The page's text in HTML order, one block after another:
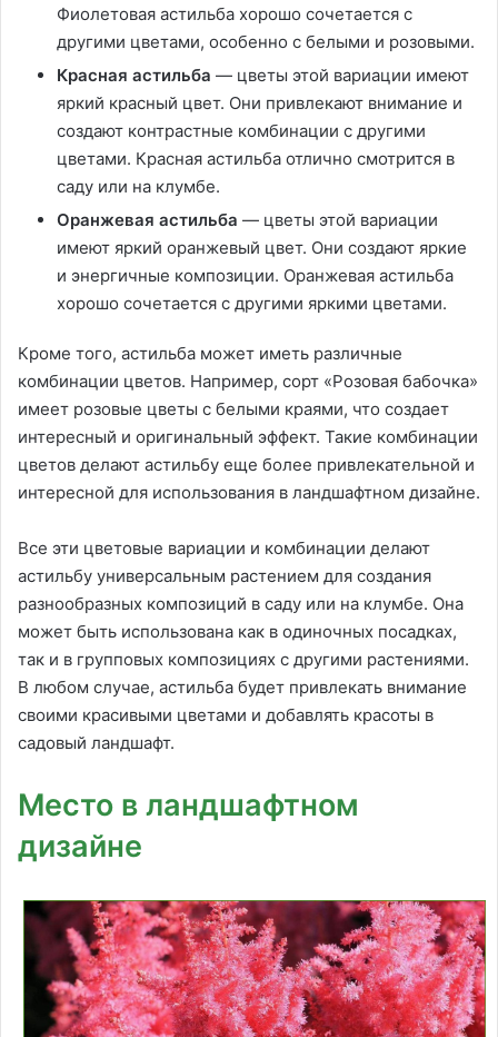
Фиолетовая астильба хорошо сочетается с
другими цветами, особенно с белыми и розовыми.
Красная астильба — цветы этой вариации имеют
яркий красный цвет. Они привлекают внимание и
создают контрастные комбинации с другими
цветами. Красная астильба отлично смотрится в
саду или на клумбе.
Оранжевая астильба — цветы этой вариации
имеют яркий оранжевый цвет. Они создают яркие
и энергичные композиции. Оранжевая астильба
хорошо сочетается с другими яркими цветами.
Кроме того, астильба может иметь различные
комбинации цветов. Например, сорт «Розовая бабочка»
имеет розовые цветы с белыми краями, что создает
интересный и оригинальный эффект. Такие комбинации
цветов делают астильбу еще более привлекательной и
интересной для использования в ландшафтном дизайне.
Все эти цветовые вариации и комбинации делают
астильбу универсальным растением для создания
разнообразных композиций в саду или на клумбе. Она
может быть использована как в одиночных посадках,
так и в групповых композициях с другими растениями.
В любом случае, астильба будет привлекать внимание
своими красивыми цветами и добавлять красоты в
садовый ландшафт.
Место в ландшафтном
дизайне